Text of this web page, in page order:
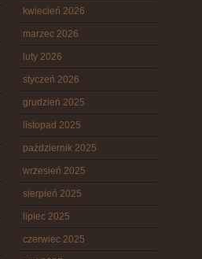
kwiecień 2026
marzec 2026
luty 2026
styczeń 2026
grudzień 2025
listopad 2025
październik 2025
wrzesień 2025
sierpień 2025
lipiec 2025
czerwiec 2025